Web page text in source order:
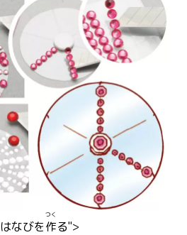
はなびを作
つく
る">